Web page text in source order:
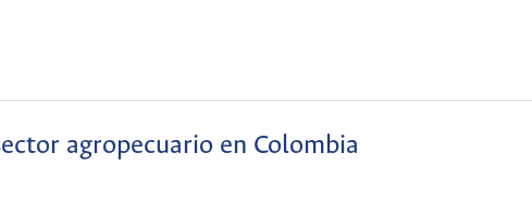
agropecuario en Colombia